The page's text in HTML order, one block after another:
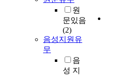
원
문있음
(2)
음성지원유
무
음
성 지